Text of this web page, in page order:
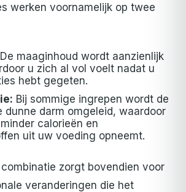
werken voornamelijk op twee
De maaginhoud wordt aanzienlijk
u zich al vol voelt nadat u
hebt gegeten.
Bij sommige ingrepen wordt de
dunne darm omgeleid, waardoor
calorieën en
uit uw voeding opneemt.
zorgt bovendien voor
veranderingen die het